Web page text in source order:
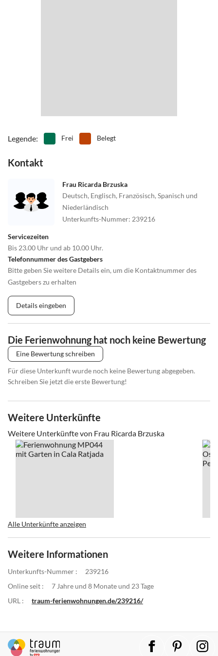
Legende: Frei Belegt
Kontakt
Frau Ricarda Brzuska
Deutsch, Englisch, Französisch, Spanisch und
Niederländisch
Unterkunfts-Nummer: 239216
Servicezeiten
Bis 23.00 Uhr und ab 10.00 Uhr.
Telefonnummer des Gastgebers
Bitte geben Sie weitere Details ein, um die Kontaktnummer des
Gastgebers zu erhalten
Details eingeben
Die Ferienwohnung hat noch keine Bewertung
Eine Bewertung schreiben
Für diese Unterkunft wurde noch keine Bewertung abgegeben.
Schreiben Sie jetzt die erste Bewertung!
Weitere Unterkünfte
Weitere Unterkünfte von Frau Ricarda Brzuska
Alle Unterkünfte anzeigen
Weitere Informationen
Unterkunfts-Nummer :
239216
Online seit :
7 Jahre und 8 Monate und 23 Tage
URL :
traum-ferienwohnungen.de/239216/